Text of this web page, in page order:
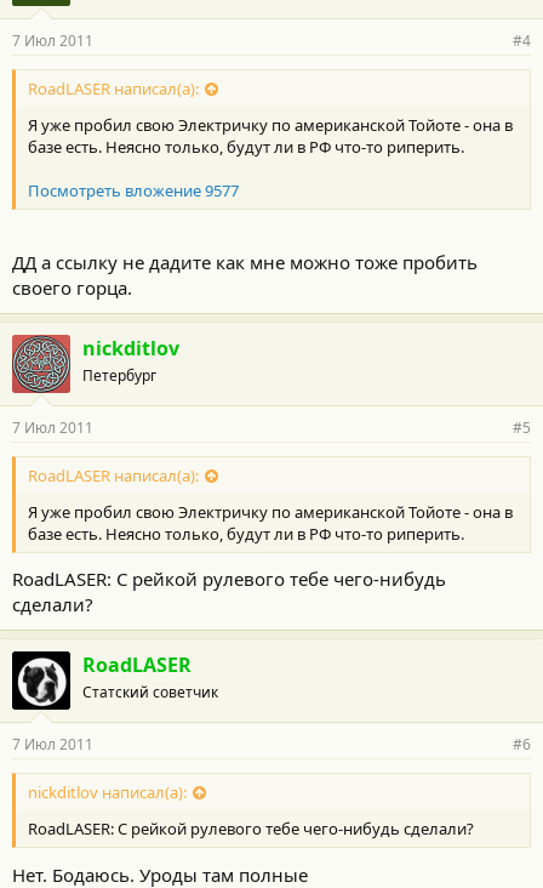
7 Июл 2011 #4
RoadLASER написал(а):
Я уже пробил свою Электричку по американской Тойоте - она в
базе есть. Неясно только, будут ли в РФ что-то риперить.
Посмотреть вложение 9577
ДД а ссылку не дадите как мне можно тоже пробить
своего горца.
nickditlov
Петербург
7 Июл 2011 #5
RoadLASER написал(а):
Я уже пробил свою Электричку по американской Тойоте - она в
базе есть. Неясно только, будут ли в РФ что-то риперить.
RoadLASER: C рейкой рулевого тебе чего-нибудь
сделали?
RoadLASER
Статский советчик
7 Июл 2011 #6
nickditlov написал(а):
RoadLASER: C рейкой рулевого тебе чего-нибудь сделали?
Нет. Бодаюсь. Уроды там полные